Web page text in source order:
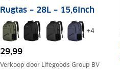
Rugtas – 28L – 15,6Inch
+4
29,99
Verkoop door Lifegoods Group BV